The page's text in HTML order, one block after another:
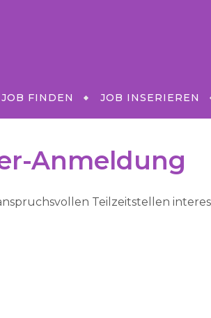
JOB FINDEN JOB INSERIEREN
Anmeldung
Teilzeitstellen